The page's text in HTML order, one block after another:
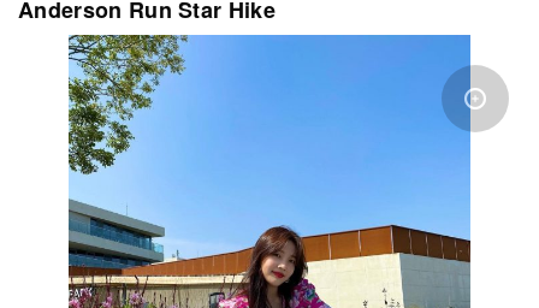
Anderson Run Star Hike